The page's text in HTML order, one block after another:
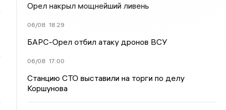
Орел накрыл мощнейший ливень
06/08 18:29
БАРС-Орел отбил атаку дронов ВСУ
06/08 17:00
Станцию СТО выставили на торги по делу
Коршунова